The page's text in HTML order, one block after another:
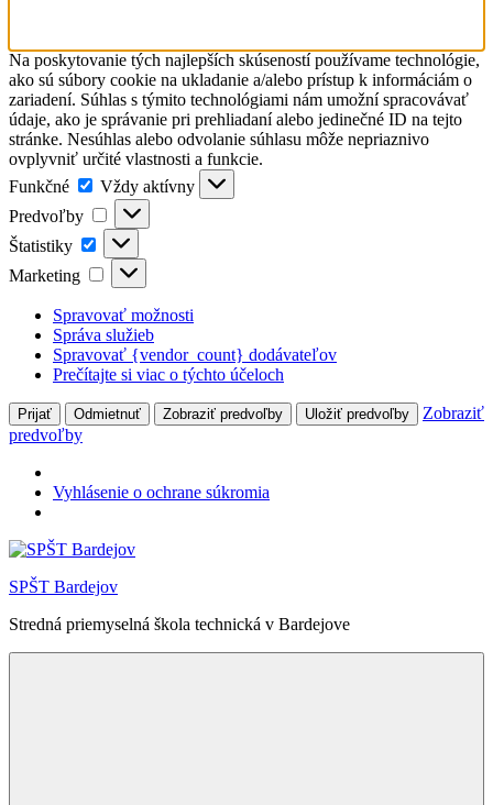
Na poskytovanie tých najlepších skúseností používame technológie,
ako sú súbory cookie na ukladanie a/alebo prístup k informáciám o
zariadení. Súhlas s týmito technológiami nám umožní spracovávať
údaje, ako je správanie pri prehliadaní alebo jedinečné ID na tejto
stránke. Nesúhlas alebo odvolanie súhlasu môže nepriaznivo
ovplyvniť určité vlastnosti a funkcie.
Funkčné
Funkčné
Vždy aktívny
Predvoľby
Predvoľby
Štatistiky Štatistiky
Marketing Marketing
Spravovať možnosti
Správa služieb
Spravovať {vendor_count} dodávateľov
Prečítajte si viac o týchto účeloch
Prijať Odmietnuť Zobraziť predvoľby Uložiť predvoľby
Zobraziť
predvoľby
Vyhlásenie o ochrane súkromia
Skip
content
SPŠT Bardejov
Stredná priemyselná škola technická v Bardejove